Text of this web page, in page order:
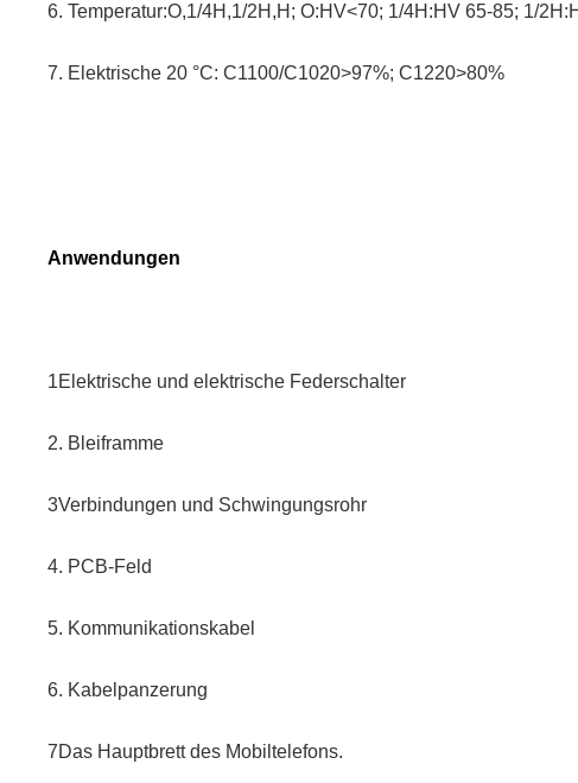
6. Temperatur:O,1/4H,1/2H,H; O:HV<70; 1/4H:HV 65-85; 1/
7. Elektrische 20 °C: C1100/C1020>97%; C1220>80%
Anwendungen
1Elektrische und elektrische Federschalter
2. Bleiframme
3Verbindungen und Schwingungsrohr
4. PCB-Feld
5. Kommunikationskabel
6. Kabelpanzerung
7Das Hauptbrett des Mobiltelefons.